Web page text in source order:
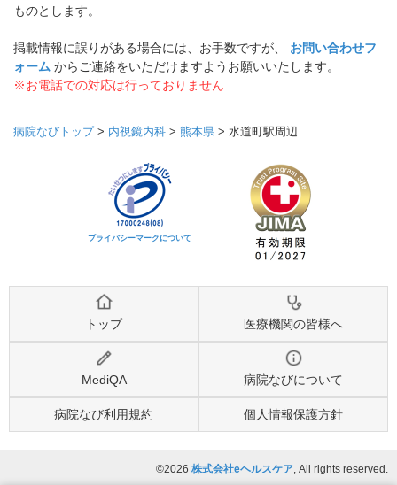
ものとします。
掲載情報に誤りがある場合には、お手数ですが、 お問い合わせフ
ォーム からご連絡をいただけますようお願いいたします。
※お電話での対応は行っておりません
病院なびトップ> 内視鏡内科 > 熊本県 > 水道町駅周辺
プライバシーマークについて
トップ 医療機関の皆様へ
MediQA 病院なびについて
病院なび利用規約 個人情報保護方針
©2026 株式会社eヘルスケア, All rights reserved.